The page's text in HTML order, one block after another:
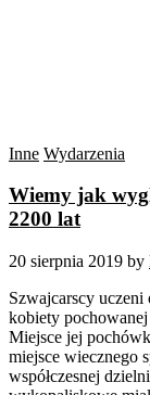
Inne Wydarzenia
Wiemy jak
2200 lat
20 sierpnia 2019 by
Szwajcarscy
kobiety
Miejsce jej
miejsce wiecznego
współczesnej